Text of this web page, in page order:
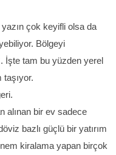
çok keyifli olsa da
Bölgeyi
İşte tam bu yüzden yerel
taşıyor.
alınan bir ev sadece
bazlı güçlü bir yatırım
kiralama yapan birçok